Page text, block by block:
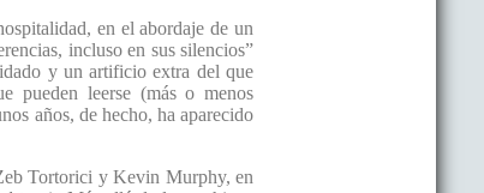
en el abordaje de un
incluso en sus silencios”
y un artificio extra del que
pueden leerse (más o menos
años, de hecho, ha aparecido
Tortorici y Kevin Murphy, en